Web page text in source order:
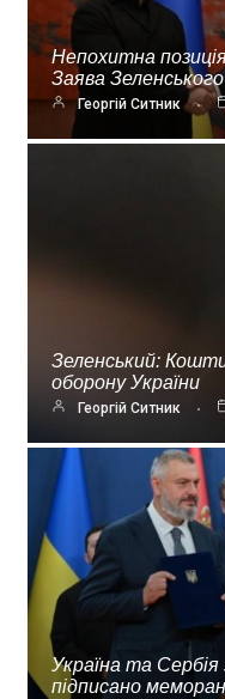
Непохитна
Заява Зеленського
Георгій Ситник
Зеленський:
оборону України
Георгій Ситник
Україна та
підписано